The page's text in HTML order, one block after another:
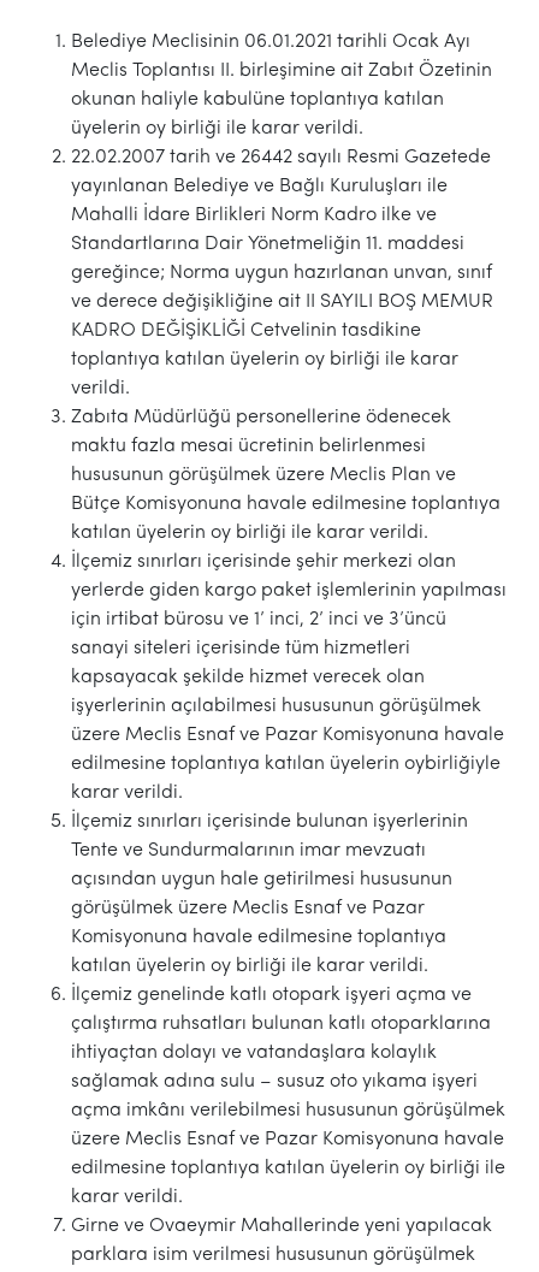
Belediye Meclisinin 06.01.2021 tarihli Ocak Ayı
Meclis Toplantısı II. birleşimine ait Zabıt Özetinin
okunan haliyle kabulüne toplantıya katılan
üyelerin oy birliği ile karar verildi.
22.02.2007 tarih ve 26442 sayılı Resmi Gazetede
yayınlanan Belediye ve Bağlı Kuruluşları ile
Mahalli İdare Birlikleri Norm Kadro ilke ve
Standartlarına Dair Yönetmeliğin 11. maddesi
gereğince; Norma uygun hazırlanan unvan, sınıf
ve derece değişikliğine ait II SAYILI BOŞ MEMUR
KADRO DEĞİŞİKLİĞİ Cetvelinin tasdikine
toplantıya katılan üyelerin oy birliği ile karar
verildi.
Zabıta Müdürlüğü personellerine ödenecek
maktu fazla mesai ücretinin belirlenmesi
hususunun görüşülmek üzere Meclis Plan ve
Bütçe Komisyonuna havale edilmesine toplantıya
katılan üyelerin oy birliği ile karar verildi.
İlçemiz sınırları içerisinde şehir merkezi olan
yerlerde giden kargo paket işlemlerinin yapılması
için irtibat bürosu ve 1’ inci, 2’ inci ve 3’üncü
sanayi siteleri içerisinde tüm hizmetleri
kapsayacak şekilde hizmet verecek olan
işyerlerinin açılabilmesi hususunun görüşülmek
üzere Meclis Esnaf ve Pazar Komisyonuna havale
edilmesine toplantıya katılan üyelerin oybirliğiyle
karar verildi.
İlçemiz sınırları içerisinde bulunan işyerlerinin
Tente ve Sundurmalarının imar mevzuatı
açısından uygun hale getirilmesi hususunun
görüşülmek üzere Meclis Esnaf ve Pazar
Komisyonuna havale edilmesine toplantıya
katılan üyelerin oy birliği ile karar verildi.
İlçemiz genelinde katlı otopark işyeri açma ve
çalıştırma ruhsatları bulunan katlı otoparklarına
ihtiyaçtan dolayı ve vatandaşlara kolaylık
sağlamak adına sulu – susuz oto yıkama işyeri
açma imkânı verilebilmesi hususunun görüşülmek
üzere Meclis Esnaf ve Pazar Komisyonuna havale
edilmesine toplantıya katılan üyelerin oy birliği ile
karar verildi.
Girne ve Ovaeymir Mahallerinde yeni yapılacak
parklara isim verilmesi hususunun görüşülmek